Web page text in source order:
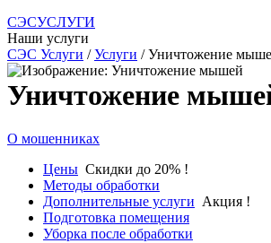
СЭСУСЛУГИ
Наши услуги
СЭС Услуги /Услуги / Уничтожение
Уничтожение
О мошенниках
Цены Скидки до 20% !
Методы обработки
Дополнительные услуги Акция !
Подготовка помещения
Уборка после обработки